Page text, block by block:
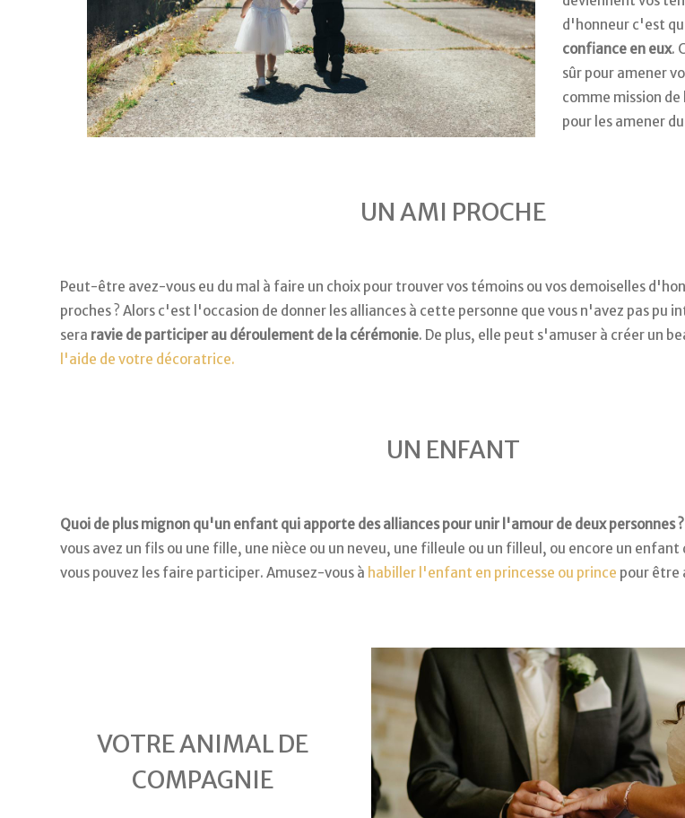
d'honneur c'est
confiance en eux.
sûr pour amener
comme mission
pour les amener
UN AMI PROCHE
Peut-être avez-vous eu du mal à faire un choix pour trouver vos témoins ou vos demoiselles
proches ? Alors c'est l'occasion de donner les alliances à cette personne que vous n'avez pas pu
sera ravie de participer au déroulement de la cérémonie. De plus, elle peut s'amuser à créer un
l'aide de votre décoratrice.
UN ENFANT
Quoi de plus mignon qu'un enfant qui apporte des alliances pour unir l'amour de deux personnes?
vous avez un fils ou une fille, une nièce ou un neveu, une filleule ou un filleul, ou encore un enfant
vous pouvez les faire participer. Amusez-vous à habiller l'enfant en princesse ou prince pour être
VOTRE ANIMAL DE
COMPAGNIE